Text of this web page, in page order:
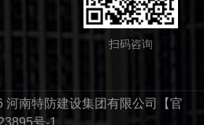
扫码咨询
南特防建设集团有限公司【官